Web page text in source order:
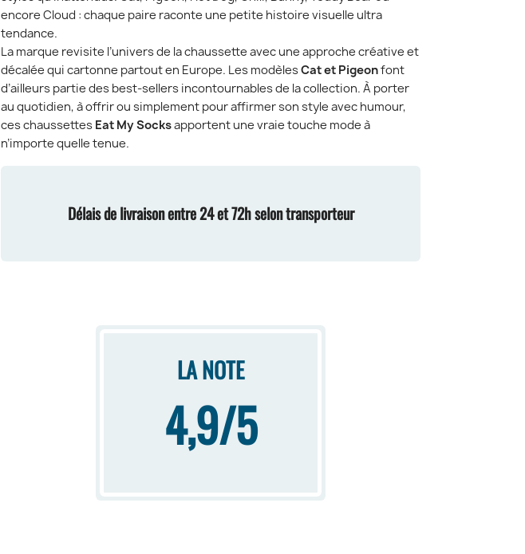
encore Cloud : chaque paire raconte une petite histoire visuelle ultra
tendance.
La marque revisite l’univers de la chaussette avec une approche créative et
décalée qui cartonne partout en Europe. Les modèlesCat et Pigeonfont
d’ailleurs partie des best-sellers incontournables de la collection. À porter
au quotidien, à offrir ou simplement pour affirmer son style avec humour,
ces chaussettes Eat My Socksapportent une vraie touche mode à
n’importe quelle tenue.
Délais de livraison entre 24 et 72h selon transporteur
LA NOTE
4,9/5